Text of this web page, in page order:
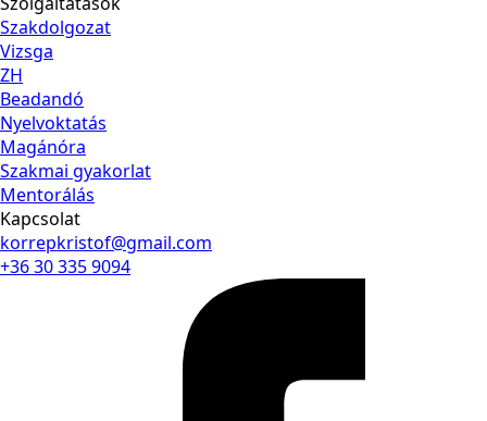
Szakdolgozat
Vizsga
ZH
Beadandó
Nyelvoktatás
Magánóra
Szakmai gyakorlat
Mentorálás
Kapcsolat
korrepkristof@gmail.com
+36 30 335 9094